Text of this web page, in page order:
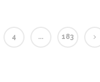
4 ... 183